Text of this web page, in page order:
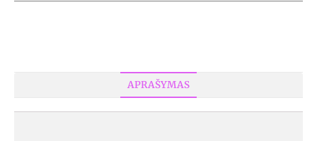
APRAŠYMAS